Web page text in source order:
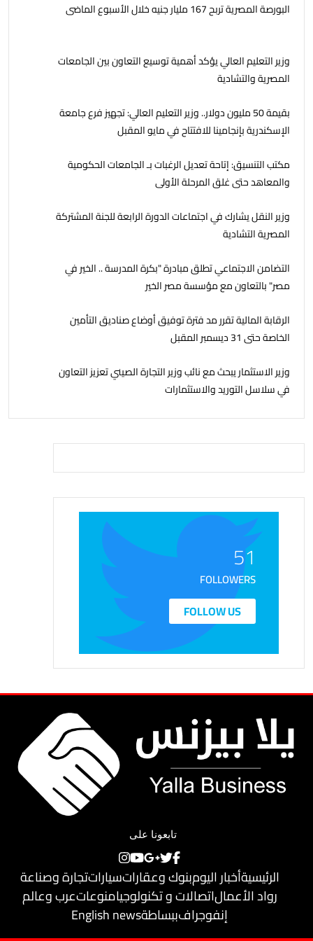
البورصة المصرية تربح 167 مليار جنيه خلال الأسبوع الماضى
وزير التعليم العالي يؤكد أهمية توسيع التعاون بين الجامعات
المصرية والتشادية
بقيمة 50 مليون دولار.. وزير التعليم العالي: تجهيز فرع جامعة
الإسكندرية بإنجامينا للافتتاح في مايو المقبل
مكتب التنسيق: إتاحة تعديل الرغبات بـ الجامعات الحكومية
والمعاهد حتى غلق المرحلة الأولى
وزير النقل يشارك في اجتماعات الدورة الرابعة للجنة المشتركة
المصرية التشادية
التضامن الاجتماعي تطلق مبادرة "بكرة المدرسة .. الخير في
مصر" بالتعاون مع مؤسسة مصر الخير
الرقابة المالية تقرر مد فترة توفيق أوضاع صناديق التأمين
الخاصة حتى 31 ديسمبر المقبل
وزير الاستثمار يبحث مع نائب وزير التجارة الصيني تعزيز التعاون
في سلاسل التوريد والاستثمارات
51
FOLLOWERS
FOLLOW US
تابعونا على
الرئيسيةأخبار اليومبنوك وعقاراتسياراتتجارة وصناعة
رواد الأعمالاتصالات و تكنولوجيامنوعاتعرب وعالم
إنفوجرافببساطةEnglish news